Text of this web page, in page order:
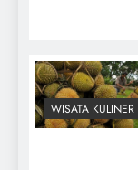
WISATA KULINER